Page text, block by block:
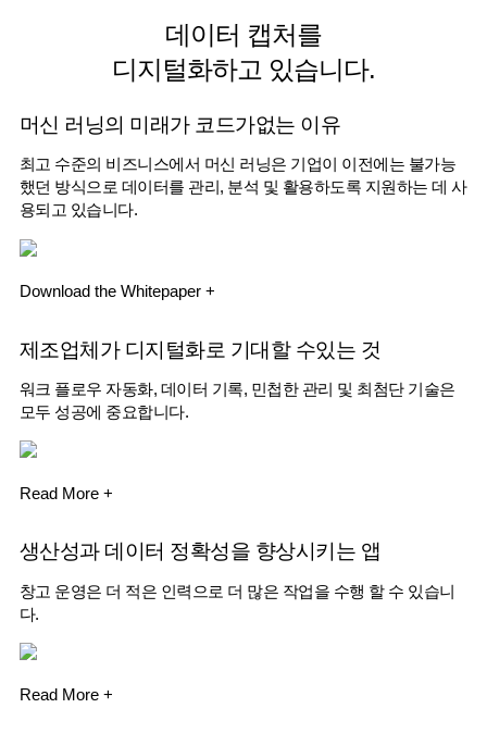
데이터 캡처를
디지털화하고 있습니다.
머신 러닝의 미래가 코드가없는 이유
최고 수준의 비즈니스에서 머신 러닝은 기업이 이전에는 불가능
했던 방식으로 데이터를 관리, 분석 및 활용하도록 지원하는 데 사
용되고 있습니다.
Download the Whitepaper +
제조업체가 디지털화로 기대할 수있는 것
워크 플로우 자동화, 데이터 기록, 민첩한 관리 및 최첨단 기술은
모두 성공에 중요합니다.
Read More +
생산성과 데이터 정확성을 향상시키는 앱
창고 운영은 더 적은 인력으로 더 많은 작업을 수행 할 수 있습니
다.
Read More +